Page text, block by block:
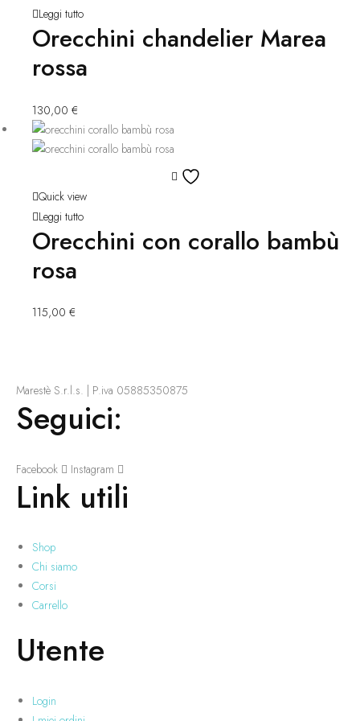
dei
desideri
Leggi tutto
Orecchini chandelier Marea
rossa
130,00 €
desideri
Quick view
Leggi tutto
Orecchini con corallo bambù
rosa
115,00 €
Marestè S.r.l.s. | P.iva 05885350875
Seguici:
Facebook Instagram
Link utili
Shop
Chi siamo
Corsi
Carrello
Utente
Login